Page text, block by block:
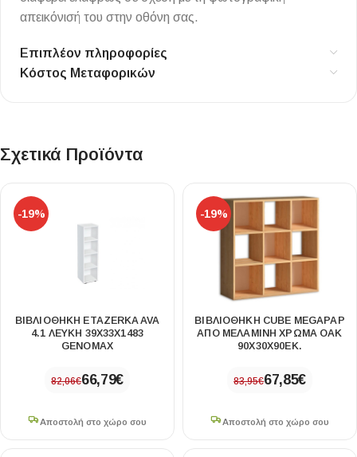
απεικόνισή του στην οθόνη σας.
Επιπλέον πληροφορίες
Κόστος Μεταφορικών
Σχετικά Προϊόντα
-19%
ΒΙΒΛΙΟΘΉΚΗ ETAZERKA AVA
4.1 ΛΕΥΚΉ 39X33X1483
GENOMAX
82,06€66,79€
Αποστολή στο χώρο σου
-19%
ΒΙΒΛΙΟΘΉΚΗ CUBE MEGAPAP
ΑΠΌ ΜΕΛΑΜΊΝΗ ΧΡΏΜΑ OAK
90X30X90ΕΚ.
83,95€67,85€
Αποστολή στο χώρο σου